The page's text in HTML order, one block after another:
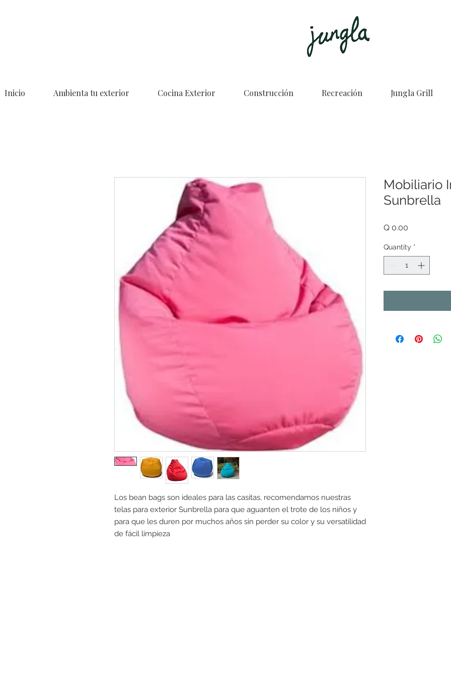
Inicio Ambienta tu exterior Cocina Exterior Construcción Recreación Jungla Grill
Los bean bags son ideales para las casitas, recomendamos nuestras
telas para exterior Sunbrella para que aguanten el trote de los niños y
para que les duren por muchos años sin perder su color y su versatilidad
de fácil limpieza
Mobiliario
Sunbrella
Q 0.00
Quantity *